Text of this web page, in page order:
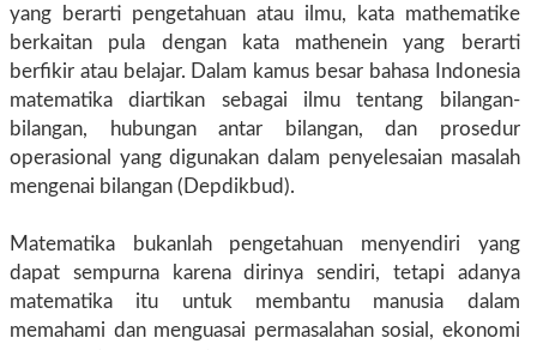
yang berarti pengetahuan atau ilmu, kata mathematike
berkaitan pula dengan kata mathenein yang berarti
berfikir atau belajar. Dalam kamus besar bahasa Indonesia
matematika diartikan sebagai ilmu tentang bilangan-
bilangan, hubungan antar bilangan, dan prosedur
operasional yang digunakan dalam penyelesaian masalah
mengenai bilangan (Depdikbud).
Matematika bukanlah pengetahuan menyendiri yang
dapat sempurna karena dirinya sendiri, tetapi adanya
matematika itu untuk membantu manusia dalam
memahami dan menguasai permasalahan sosial, ekonomi